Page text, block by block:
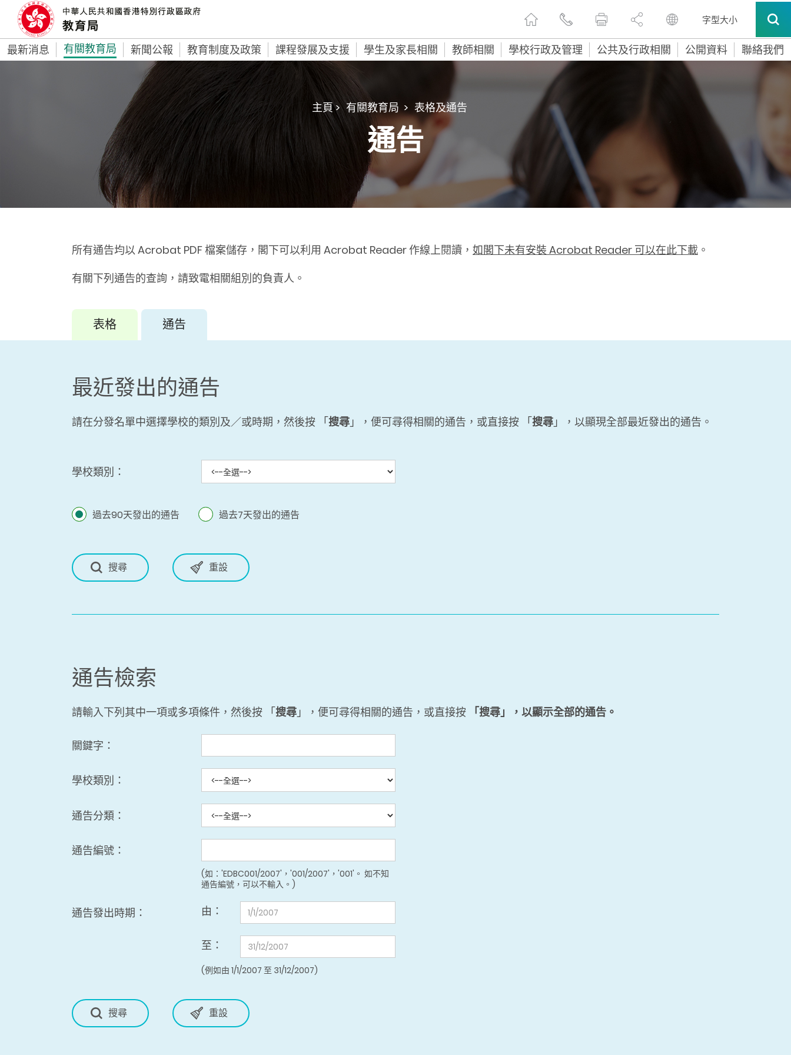
字型大小
最新消息 有關教育局 新聞公報 教育制度及政策 課程發展及支援 學生及家長相關 教師相關 學校行政及管理 公共及行政相關 公開資料 聯絡我們
主頁 > 有關教育局 > 表格及通告
通告
所有通告均以 Acrobat PDF 檔案儲存，閣下可以利用 Acrobat Reader 作線上閱讀， 如閣下未有安裝 Acrobat Reader 可以在此下載 。
有關下列通告的查詢，請致電相關組別的負責人。
最近發出的通告
請在分發名單中選擇學校的類別及／或時期，然後按 「搜尋」，便可尋得相關的通告，或直接按 「搜尋」，以顯現全部最近發出的通告。
學校類別：
過去90天發出的通告 過去7天發出的通告
通告檢索
請輸入下列其中一項或多項條件，然後按 「搜尋」，便可尋得相關的通告，或直接按 「搜尋」，以顯示全部的通告。
關鍵字：
學校類別：
通告分類：
通告編號：
(如：'EDBC001/2007'，'001/2007'，'001'。 如不知
通告編號，可以不輸入。)
通告發出時期： 由：
至：
(例如由 1/1/2007 至 31/12/2007)